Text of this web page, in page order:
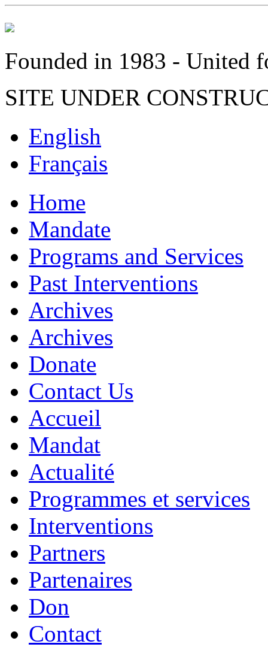
Founded in 1983 - United
SITE UNDER
English
Français
Home
Mandate
Programs and Services
Past Interventions
Archives
Archives
Donate
Contact Us
Accueil
Mandat
Actualité
Programmes et services
Interventions
Partners
Partenaires
Don
Contact